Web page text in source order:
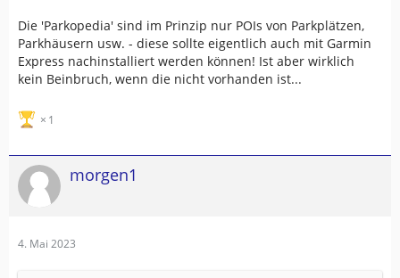
Die 'Parkopedia' sind im Prinzip nur POIs von Parkplätzen,
Parkhäusern usw. - diese sollte eigentlich auch mit Garmin
Express nachinstalliert werden können! Ist aber wirklich
kein Beinbruch, wenn die nicht vorhanden ist...
1
morgen1
4. Mai 2023